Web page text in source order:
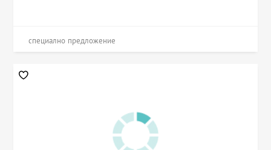
специално предложение